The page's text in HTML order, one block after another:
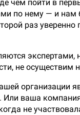
чем пойти в
по нему — и
раз
не осуществим
организации
ваша
не